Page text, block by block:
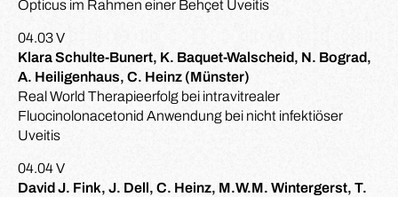
Opticus im Rahmen einer Behçet Uveitis
04.03 V
Klara Schulte-Bunert, K. Baquet-Walscheid, N. Bograd,
A. Heiligenhaus, C. Heinz (Münster)
Real World Therapieerfolg bei intravitrealer
Fluocinolonacetonid Anwendung bei nicht infektiöser
Uveitis
04.04 V
David J. Fink, J. Dell, C. Heinz, M.W.M. Wintergerst, T.